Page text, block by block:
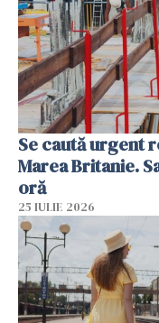
Se caută urgent
Marea Britanie.
oră
25 IULIE 2026